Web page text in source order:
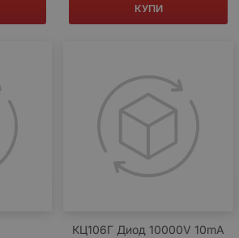
КУПИ
КЦ106Г Диод 10000V 10mA